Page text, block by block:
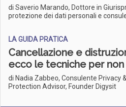
di Saverio Marando, Dottore in
protezione dei dati personali e
LA GUIDA PRATICA
Cancellazione e
ecco le tecniche per
di Nadia Zabbeo, Consulente Privacy
Protection Advisor, Founder Digysit